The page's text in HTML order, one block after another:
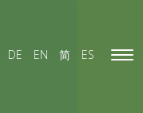
DE EN 简 ES